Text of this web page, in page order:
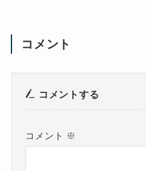
コメント
コメントする
コメント ※